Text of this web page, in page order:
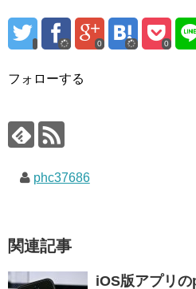
0 0
フォローする
phc37686
関連記事
iOS版アプリ